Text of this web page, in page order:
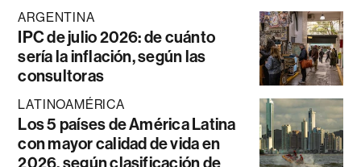
ARGENTINA
IPC de julio 2026: de cuánto
sería la inflación, según las
consultoras
LATINOAMÉRICA
Los 5 países de América Latina
con mayor calidad de vida en
2026, según clasificación de